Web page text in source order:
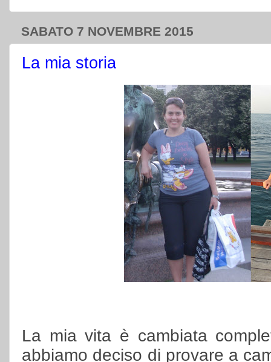
SABATO 7 NOVEMBRE 2015
La mia storia
La mia vita è cambiata
abbiamo deciso di provare a